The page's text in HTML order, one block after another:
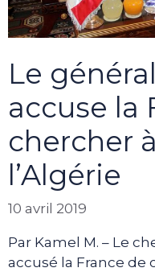
Le
accuse la
chercher
l’Algérie
10 avril 2019
Par Kamel M. – Le
accusé la France de